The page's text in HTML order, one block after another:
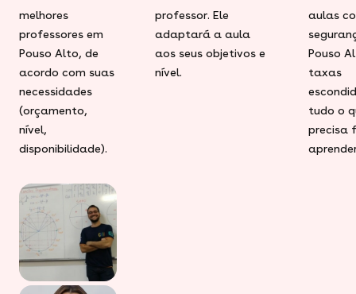
melhores
professores em
Pouso Alto, de
acordo com suas
necessidades
(orçamento,
nível,
disponibilidade).
professor. Ele
adaptará a aula
aos seus objetivos e
nível.
aulas
Pouso
taxas
tudo o
precisa